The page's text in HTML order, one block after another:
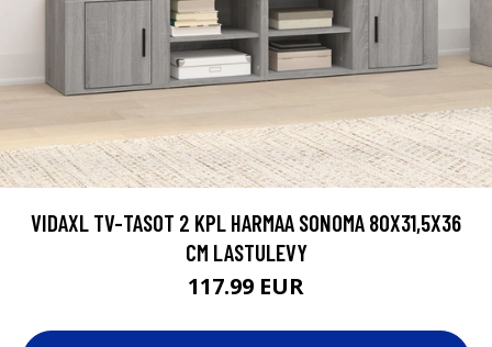
VIDAXL TV-TASOT 2 KPL HARMAA SONOMA 80X31,5X36
CM LASTULEVY
117.99 EUR